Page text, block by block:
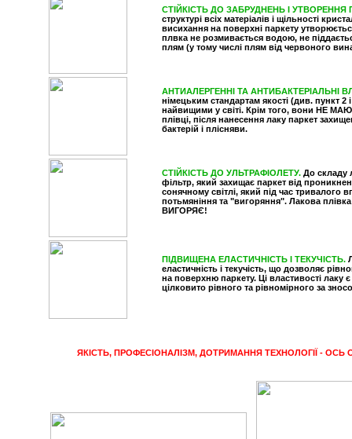
СТІЙКІСТЬ ДО ЗАБРУДНЕНЬ І УТВОРЕННЯ
структурі всіх матеріалів і щільності
висихання на поверхні паркету
плвка не розмивається водою, не
плям (у тому числі плям від червоного
АНТИАЛЕРГЕННІ ТА АНТИБАКТЕРІАЛЬНІ
німецьким стандартам якості (див. пункт
найвищими у світі. Крім того, вони НЕ
плівці, після нанесення лаку паркет
бактерій і плісняви.
СТІЙКІСТЬ ДО УЛЬТРАФІОЛЕТУ. До складу
фільтр, який захищає паркет від
сонячному світлі, який під час тривалого
потьмяніння та "вигоряння". Лакова
ВИГОРЯЄ!
ПІДВИЩЕНА ЕЛАСТИЧНІСТЬ І ТЕКУЧІСТЬ.
еластичність і текучість, що дозволяє
на поверхню паркету. Ці властивості
цілковито рівного та рівномірного за
ЯКІСТЬ, ПРОФЕСІОНАЛІЗМ, ДОТРИМАННЯ ТЕХНОЛОГІЇ -